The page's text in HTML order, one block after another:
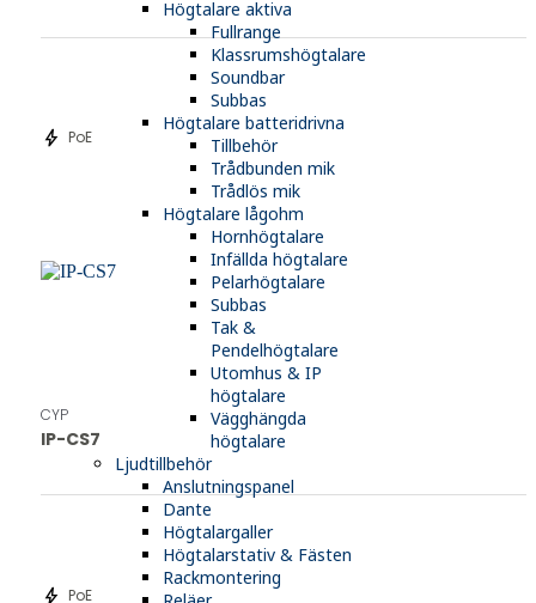
Högtalare aktiva
Fullrange
Klassrumshögtalare
Soundbar
Subbas
Högtalare batteridrivna
Tillbehör
Trådbunden mik
Trådlös mik
Högtalare lågohm
Hornhögtalare
Infällda högtalare
Pelarhögtalare
Subbas
Tak &
Pendelhögtalare
Utomhus & IP
högtalare
Vägghängda
högtalare
Ljudtillbehör
Anslutningspanel
Dante
Högtalargaller
Högtalarstativ & Fästen
Rackmontering
bolt PoE
CYP
IP-CS7
bolt PoE